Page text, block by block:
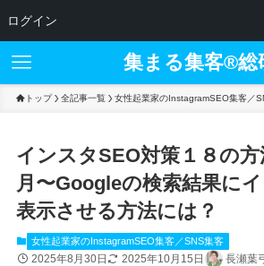
ログイン
集まる集客®︎総
トップ 全記事一覧 女性起業家のInstagramSEO集客／
インスタSEO対策１８の方
月〜Googleの検索結果に
表示させる方法には？
女性起業家のInstagramSEO集客／SNS集客
2025年8月30日 2025年10月15日 長瀬葉